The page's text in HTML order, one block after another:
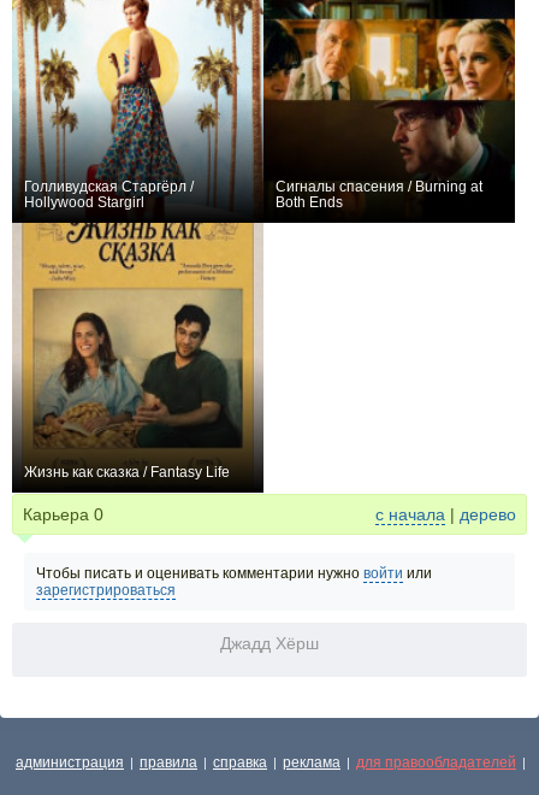
Голливудская Старгёрл /
Hollywood Stargirl
Сигналы спасения / Burning at
Both Ends
Жизнь как сказка / Fantasy Life
Карьера 0 с начала | дерево
Чтобы писать и оценивать комментарии нужно войти или
зарегистрироваться
Джадд Хёрш
администрация | правила | справка | реклама | для правообладателей |